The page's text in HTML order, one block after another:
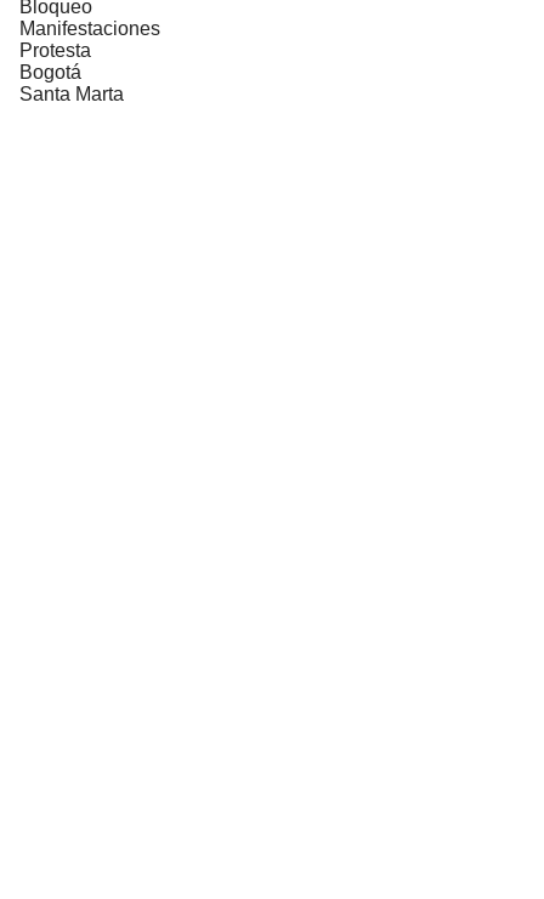
Bloqueo
Manifestaciones
Protesta
Bogotá
Santa Marta